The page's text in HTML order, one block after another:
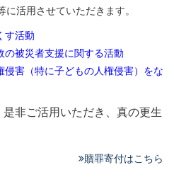
活用させていただきます。
す活動
の被災者支援に関する活動
侵害（特に子どもの人権侵害）をな
非ご活用いただき、真の更生
贖罪寄付はこちら